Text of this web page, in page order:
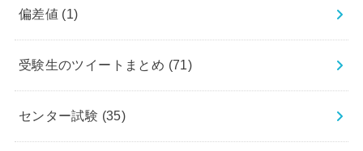
偏差値 (1)
受験生のツイートまとめ (71)
センター試験 (35)